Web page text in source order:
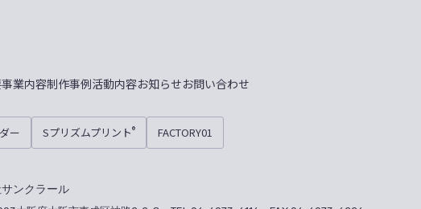
事業内容制作事例活動内容お知らせお問い合わせ
ー Sプリズムプリント® FACTORY01
ンクラール